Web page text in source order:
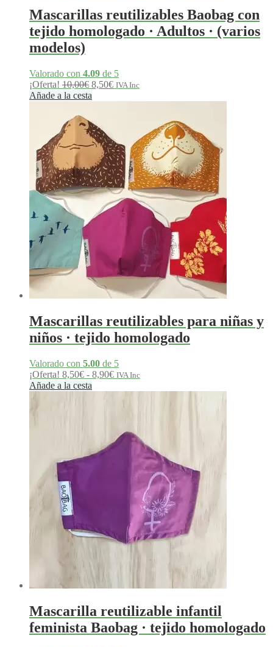
Mascarillas reutilizables Baobag con
tejido homologado · Adultos · (varios
modelos)
Valorado con 4.09 de 5
¡Oferta! 10,00€ El
precio
10,00€.
8,50€ElIVA Inc
Añade a la cesta
Mascarillas reutilizables para niñas y
niños · tejido homologado
Valorado con 5.00 de 5
¡Oferta! 8,50€ - 8,90€Rango
8,90€
IVA Inc
Añade a la cesta
Mascarilla reutilizable infantil
feminista Baobag · tejido homologado